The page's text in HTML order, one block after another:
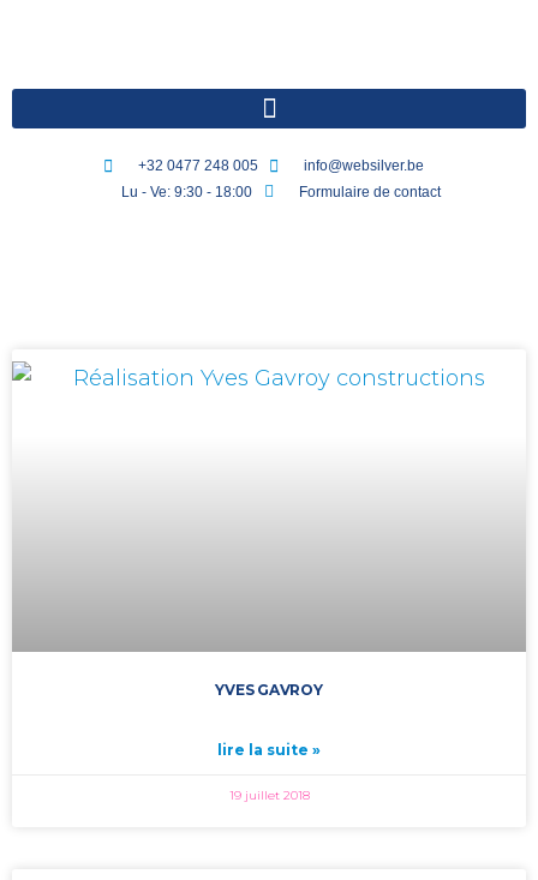
+32 0477 248 005
info@websilver.be
Lu - Ve: 9:30 - 18:00
Formulaire de contact
YVES GAVROY
lire la suite »
19 juillet 2018